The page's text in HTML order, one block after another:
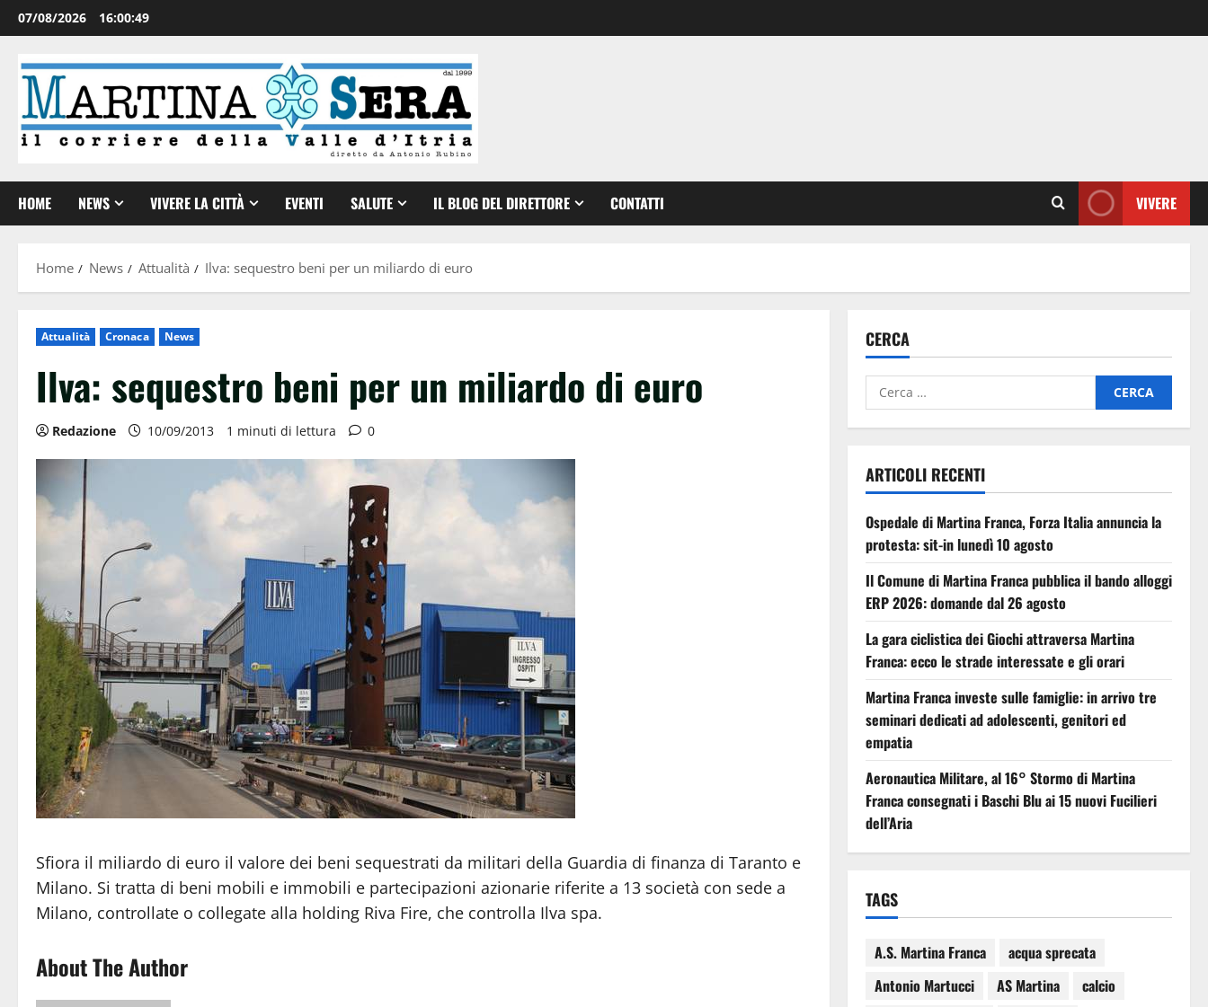
07/08/2026 16:00:50
HOME NEWS VIVERE LA CITTÀ EVENTI SALUTE IL BLOG DEL DIRETTORE CONTATTI VIVERE
Home News Attualità Ilva: sequestro beni per un miliardo di euro
Attualità Cronaca News
Ilva: sequestro beni per un miliardo di euro
Redazione 10/09/2013 1 minuti di lettura 0
Sfiora il miliardo di euro il valore dei beni sequestrati da militari della Guardia di finanza di Taranto e
Milano. Si tratta di beni mobili e immobili e partecipazioni azionarie riferite a 13 società con sede a
Milano, controllate o collegate alla holding Riva Fire, che controlla Ilva spa.
About The Author
CERCA
ARTICOLI RECENTI
Ospedale di Martina Franca, Forza Italia annuncia la
protesta: sit-in lunedì 10 agosto
Il Comune di Martina Franca pubblica il bando alloggi
ERP 2026: domande dal 26 agosto
La gara ciclistica dei Giochi attraversa Martina
Franca: ecco le strade interessate e gli orari
Martina Franca investe sulle famiglie: in arrivo tre
seminari dedicati ad adolescenti, genitori ed
empatia
Aeronautica Militare, al 16° Stormo di Martina
Franca consegnati i Baschi Blu ai 15 nuovi Fucilieri
dell’Aria
TAGS
A.S. Martina Franca
acqua sprecata
Antonio Martucci
AS Martina
calcio